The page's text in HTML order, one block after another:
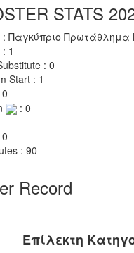
STATS
: Παγκύπριο Πρωτάθλημα
1
: 0
Start : 1
: 0
: 90
Record
Επίλεκτη